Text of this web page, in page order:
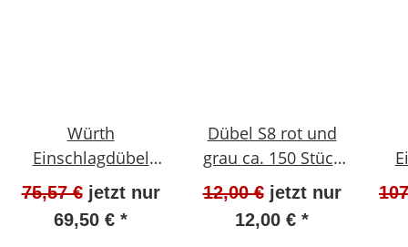
Würth
Einschlagdübel
090401012 M 12x50
NEU 35 Stück
#W157-813
75,57 € jetzt nur
69,50 € *
Dübel S8 rot und
grau ca. 150 Stück
NEU #W1352-1018-
1
12,00 € jetzt nur
12,00 € *